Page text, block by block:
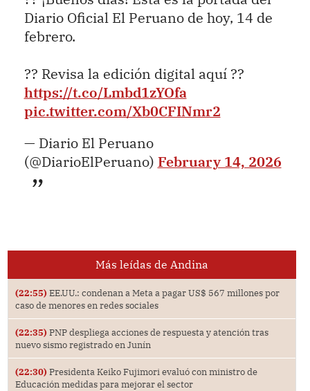
Diario Oficial El Peruano de hoy, 14 de
febrero.
?? Revisa la edición digital aquí ??
https://t.co/Lmbd1zYOfa
pic.twitter.com/Xb0CFINmr2
— Diario El Peruano
(@DiarioElPeruano) February 14, 2026
Más leídas de Andina
(22:55) EE.UU.: condenan a Meta a pagar US$ 567 millones por
caso de menores en redes sociales
(22:35) PNP despliega acciones de respuesta y atención tras
nuevo sismo registrado en Junín
(22:30) Presidenta Keiko Fujimori evaluó con ministro de
Educación medidas para mejorar el sector